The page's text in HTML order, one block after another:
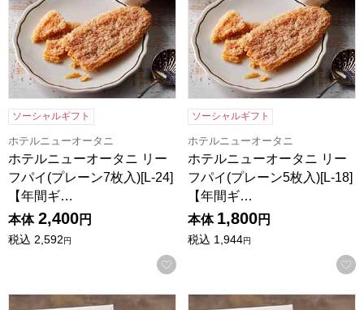
ソーシャルギフト
ホテルニューオータニ
ホテルニューオータニ リー
フパイ(プレーン7枚入)[L-24]
【年間ギ…
本体 2,400円
税込 2,592円
お気に入りに登録する
ソーシャルギフト
ホテルニューオータニ
ホテルニューオータニ リー
フパイ(プレーン5枚入)[L-18]
【年間ギ…
本体 1,800円
税込 1,944円
ホテルニューオータニ マロンバウムクーヘン9個入り(プレ
ホテルニューオータニ マロ